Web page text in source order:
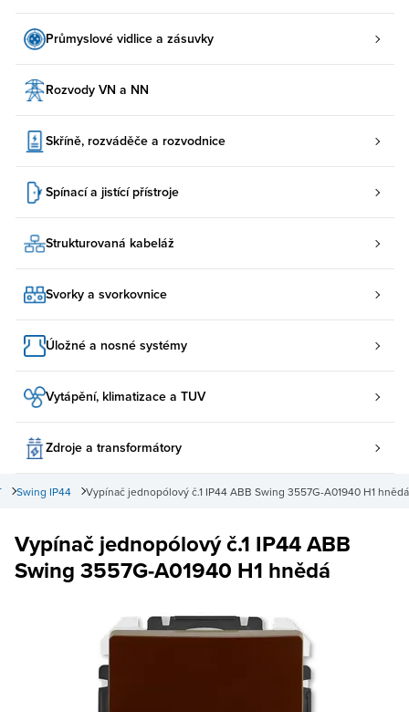
Průmyslové vidlice a zásuvky
Rozvody VN a NN
Skříně, rozváděče a rozvodnice
Spínací a jistící přístroje
Strukturovaná kabeláž
Svorky a svorkovnice
Úložné a nosné systémy
Vytápění, klimatizace a TUV
Zdroje a transformátory
Vypínač jednopólový č.1 IP44 ABB Swing 3557G-A01940 H1 hnědá
Swing IP44
Vypínač jednopólový č.1 IP44 ABB
Swing 3557G-A01940 H1 hnědá